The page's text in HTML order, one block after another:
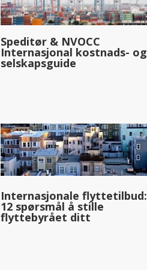
Speditør & NVOCC
Internasjonal kostnads- og
selskapsguide
Internasjonale flyttetilbud:
12 spørsmål å stille
flyttebyrået ditt